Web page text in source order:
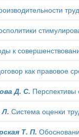
к
как правовое
Д. С.
Л. Система оценки
Т. П.